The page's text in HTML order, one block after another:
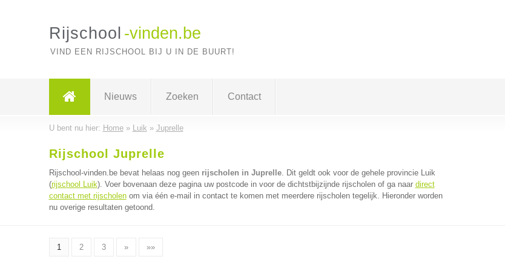
Rijschool -vinden.be
VIND EEN RIJSCHOOL BIJ U IN DE BUURT!
Nieuws Zoeken Contact
U bent nu hier: Home» Luik » Juprelle
Rijschool Juprelle
Rijschool-vinden.be bevat helaas nog geen rijscholen in Juprelle. Dit geldt ook voor de gehele provincie Luik
(rijschool Luik). Voer bovenaan deze pagina uw postcode in voor de dichtstbijzijnde rijscholen of ga naar direct
contact met rijscholenom via één e-mail in contact te komen met meerdere rijscholen tegelijk. Hieronder worden
nu overige resultaten getoond.
1 2 3 » »»